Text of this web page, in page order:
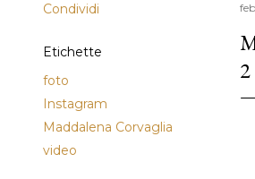
Condividi
Etichette
foto
Instagram
Maddalena Corvaglia
video